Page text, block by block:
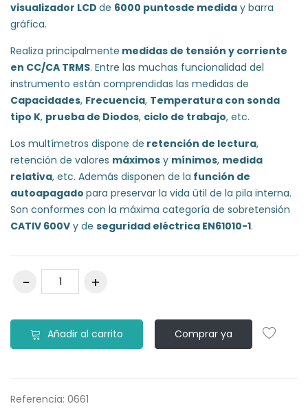
visualizador LCD de 6000 puntosde medida y barra
gráfica.
Realiza principalmente medidas de tensión y corriente
en CC/CA TRMS. Entre las muchas funcionalidad del
instrumento están comprendidas las medidas de
Capacidades, Frecuencia, Temperatura con sonda
tipo K, prueba de Diodos, ciclo de trabajo, etc.
Los multímetros dispone de retención de lectura,
retención de valores máximos y mínimos, medida
relativa, etc. Además disponen de la función de
autoapagado para preservar la vida útil de la pila interna.
Son conformes con la máxima categoría de sobretensión
CATIV 600V y de seguridad eléctrica EN61010-1.
Añadir al carrito Comprar ya
Referencia: 0661